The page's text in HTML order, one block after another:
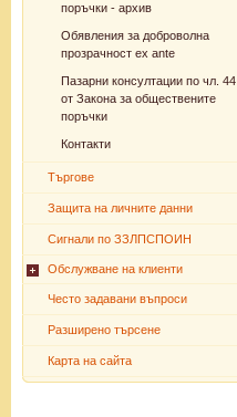
поръчки - архив
Обявления за доброволна
прозрачност ex ante
Пазарни консултации по чл. 44
от Закона за обществените
поръчки
Контакти
Търгове
Защита на личните данни
Сигнали по ЗЗЛПСПОИН
Обслужване на клиенти
Често задавани въпроси
Разширено търсене
Карта на сайта